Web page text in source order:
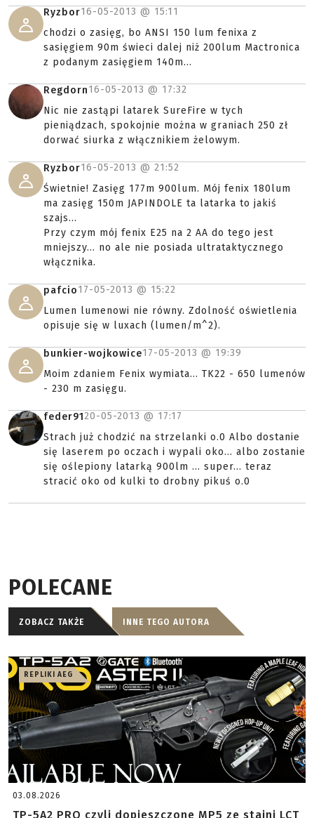
Ryzbor16-05-2013 @ 15:11
chodzi o zasięg, bo ANSI 150 lum fenixa z
sasięgiem 90m świeci dalej niż 200lum Mactronica
z podanym zasięgiem 140m...
Regdorn16-05-2013 @ 17:32
Nic nie zastąpi latarek SureFire w tych
pieniądzach, spokojnie można w graniach 250 zł
dorwać siurka z włącznikiem żelowym.
Ryzbor16-05-2013 @ 21:52
Świetnie! Zasięg 177m 900lum. Mój fenix 180lum
ma zasięg 150m JAPINDOLE ta latarka to jakiś
szajs...
Przy czym mój fenix E25 na 2 AA do tego jest
mniejszy... no ale nie posiada ultrataktycznego
włącznika.
pafcio17-05-2013 @ 15:22
Lumen lumenowi nie równy. Zdolność oświetlenia
opisuje się w luxach (lumen/m^2).
bunkier-wojkowice17-05-2013 @ 19:39
Moim zdaniem Fenix wymiata... TK22 - 650 lumenów
- 230 m zasięgu.
feder9120-05-2013 @ 17:17
Strach już chodzić na strzelanki o.0 Albo dostanie
się laserem po oczach i wypali oko... albo zostanie
się oślepiony latarką 900lm ... super... teraz
stracić oko od kulki to drobny pikuś o.0
POLECANE
ZOBACZ TAKŻE INNE TEGO AUTORA
REPLIKI AEG
03.08.2026
TP-5A2 PRO czyli dopieszczone MP5 ze stajni LCT